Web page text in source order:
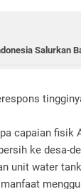
Salurkan
capaian fisik
ke desa-
unit water